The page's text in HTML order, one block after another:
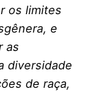
os limites
e
as
diversidade
de raça,